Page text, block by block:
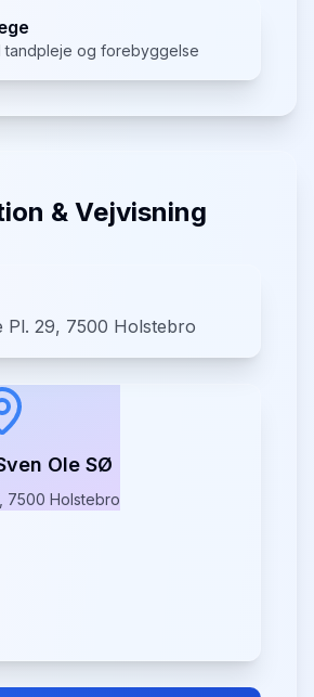
tandpleje og forebyggelse
& Vejvisning
Pl. 29, 7500 Holstebro
Ole SØ
7500 Holstebro